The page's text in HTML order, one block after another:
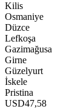
Kilis
Osmaniye
Düzce
Lefkoşa
Gazimağusa
Girne
Güzelyurt
İskele
Pristina
USD47,58